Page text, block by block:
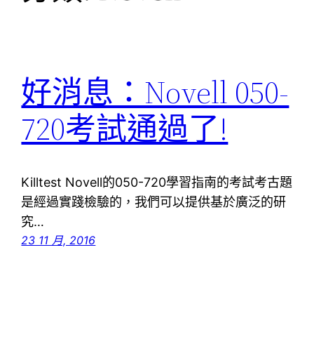
好消息：Novell 050-
720考試通過了!
Killtest Novell的050-720學習指南的考試考古題
是經過實踐檢驗的，我們可以提供基於廣泛的研
究…
23 11 月, 2016